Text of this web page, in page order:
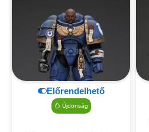
Előrendelhető
Újdonság